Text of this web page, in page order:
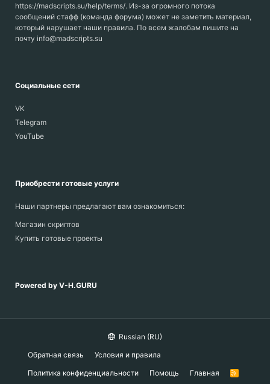
https://madscripts.su/help/terms/. Из-за огромного потока
сообщений стафф (команда форума) может не заметить материал,
который нарушает наши правила. По всем жалобам пишите на
почту info@madscripts.su
Социальные сети
VK
Telegram
YouTube
Приобрести готовые услуги
Наши партнеры предлагают вам ознакомиться:
Магазин скриптов
Купить готовые проекты
Powered by V-H.GURU
Russian (RU)
Обратная связь
Условия и правила
Политика конфиденциальности
Помощь Главная
R